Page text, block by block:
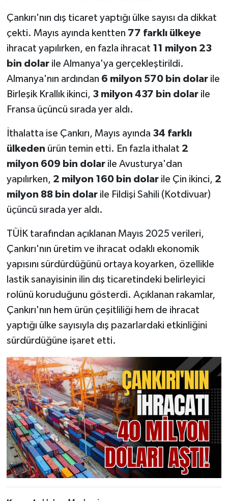
Çankırı'nın dış ticaret yaptığı ülke sayısı da dikkat
çekti. Mayıs ayında kentten 77 farklı ülkeye
ihracat yapılırken, en fazla ihracat 11 milyon 23
bin dolarile Almanya'ya gerçekleştirildi.
Almanya'nın ardından 6 milyon 570 bin dolarile
Birleşik Krallık ikinci, 3 milyon 437 bin dolarile
Fransa üçüncü sırada yer aldı.
İthalatta ise Çankırı, Mayıs ayında 34 farklı
ülkeden ürün temin etti. En fazla ithalat 2
milyon 609 bin dolarile Avusturya'dan
yapılırken, 2 milyon 160 bin dolarile Çin ikinci, 2
milyon 88 bin dolarile Fildişi Sahili (Kotdivuar)
üçüncü sırada yer aldı.
TÜİK tarafından açıklanan Mayıs 2025 verileri,
Çankırı'nın üretim ve ihracat odaklı ekonomik
yapısını sürdürdüğünü ortaya koyarken, özellikle
lastik sanayisinin ilin dış ticaretindeki belirleyici
rolünü koruduğunu gösterdi. Açıklanan rakamlar,
Çankırı'nın hem ürün çeşitliliği hem de ihracat
yaptığı ülke sayısıyla dış pazarlardaki etkinliğini
sürdürdüğüne işaret etti.